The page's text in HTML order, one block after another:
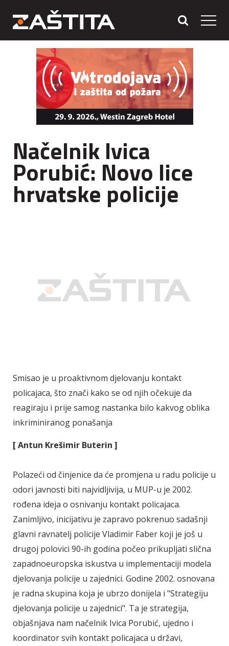
Načelnik Ivica
Porubić: Novo lice
hrvatske policije
Smisao je u proaktivnom djelovanju kontakt
policajaca, što znači kako se od njih očekuje da
reagiraju i prije samog nastanka bilo kakvog oblika
inkriminiranog ponašanja
[ Antun Krešimir Buterin ]
Polazeći od činjenice da će promjena u radu policije u
odori javnosti biti najvidljivija, u MUP-u je 2002.
rođena ideja o osnivanju kontakt policajaca.
Zanimljivo, inicijativu je zapravo pokrenuo sadašnji
glavni ravnatelj policije Vladimir Faber koji je još u
drugoj polovici 90-ih godina počeo prikupljati slična
zapadnoeuropska iskustva u implementaciji modela
djelovanja policije u zajednici. Godine 2002. osnovana
je radna skupina koja je ubrzo donijela i "Strategiju
djelovanja policije u zajednici". Ta je strategija,
objašnjava nam načelnik Ivica Porubić, ujedno i
koordinator svih kontakt policajaca u državi,